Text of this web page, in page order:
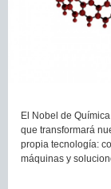
El Nobel de
que transformará
propia tecnología:
máquinas y